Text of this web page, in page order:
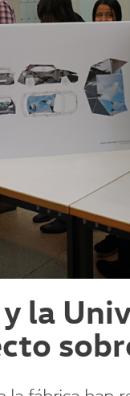
la